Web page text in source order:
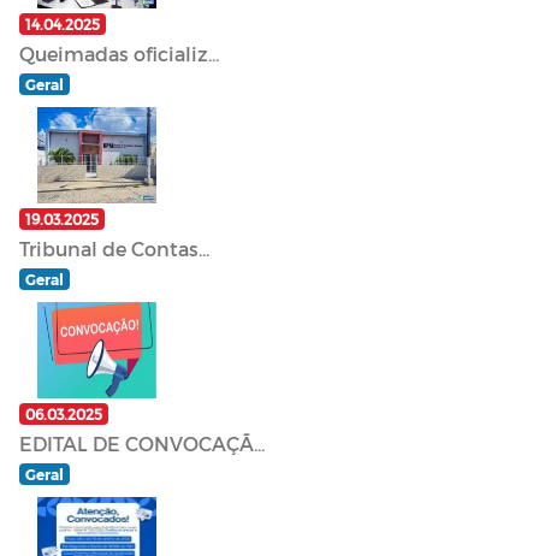
14.04.2025
Queimadas oficializ...
Geral
19.03.2025
Tribunal de Contas...
Geral
06.03.2025
EDITAL DE CONVOCAÇÃ...
Geral